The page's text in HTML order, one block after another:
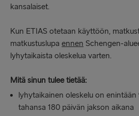
kansalaiset.
Kun ETIAS otetaan käyttöön,
matkustuslupa ennen Schengen-
lyhytaikaista oleskelua varten.
Mitä sinun tulee tietää:
lyhytaikainen oleskelu on
tahansa 180 päivän jakson aikana